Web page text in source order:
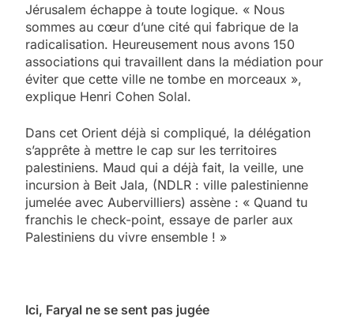
Jérusalem échappe à toute logique. « Nous
sommes au cœur d’une cité qui fabrique de la
radicalisation. Heureusement nous avons 150
associations qui travaillent dans la médiation pour
éviter que cette ville ne tombe en morceaux »,
explique Henri Cohen Solal.
Dans cet Orient déjà si compliqué, la délégation
s’apprête à mettre le cap sur les territoires
palestiniens. Maud qui a déjà fait, la veille, une
incursion à Beit Jala, (NDLR : ville palestinienne
jumelée avec Aubervilliers) assène : « Quand tu
franchis le check-point, essaye de parler aux
Palestiniens du vivre ensemble ! »
Ici, Faryal ne se sent pas jugée